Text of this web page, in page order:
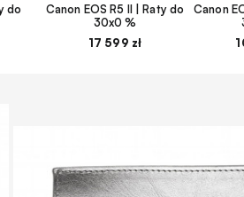
do
Canon EOS R5 II | Raty do
30x0 %
17 599 zł
Canon